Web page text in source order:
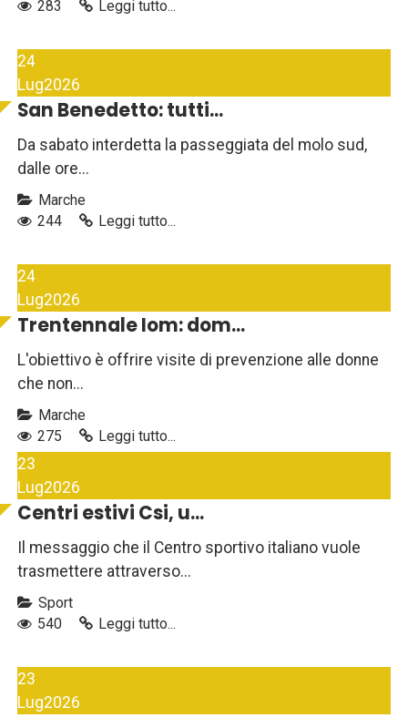
283 Leggi tutto...
24
Lug2026
San Benedetto: tutti...
Da sabato interdetta la passeggiata del molo sud,
dalle ore...
Marche
244
Leggi tutto...
24
Lug2026
Trentennale Iom: dom...
L'obiettivo è offrire visite di prevenzione alle donne
che non...
Marche
275
Leggi tutto...
23
Lug2026
Centri estivi Csi, u...
Il messaggio che il Centro sportivo italiano vuole
trasmettere attraverso...
Sport
540
Leggi tutto...
23
Lug2026